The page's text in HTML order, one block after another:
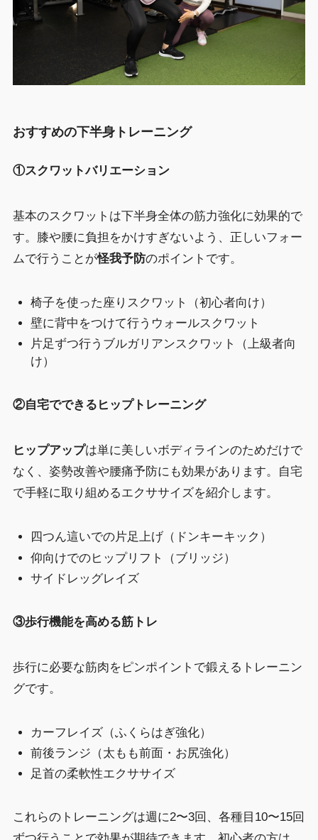
おすすめの下半身トレーニング
①スクワットバリエーション
基本のスクワットは下半身全体の筋力強化に効果的で
す。膝や腰に負担をかけすぎないよう、正しいフォー
ムで行うことが怪我予防のポイントです。
椅子を使った座りスクワット（初心者向け）
壁に背中をつけて行うウォールスクワット
片足ずつ行うブルガリアンスクワット（上級者向
け）
②自宅でできるヒップトレーニング
ヒップアップは単に美しいボディラインのためだけで
なく、姿勢改善や腰痛予防にも効果があります。自宅
で手軽に取り組めるエクササイズを紹介します。
四つん這いでの片足上げ（ドンキーキック）
仰向けでのヒップリフト（ブリッジ）
サイドレッグレイズ
③歩行機能を高める筋トレ
歩行に必要な筋肉をピンポイントで鍛えるトレーニン
グです。
カーフレイズ（ふくらはぎ強化）
前後ランジ（太もも前面・お尻強化）
足首の柔軟性エクササイズ
これらのトレーニングは週に2〜3回、各種目10〜15回